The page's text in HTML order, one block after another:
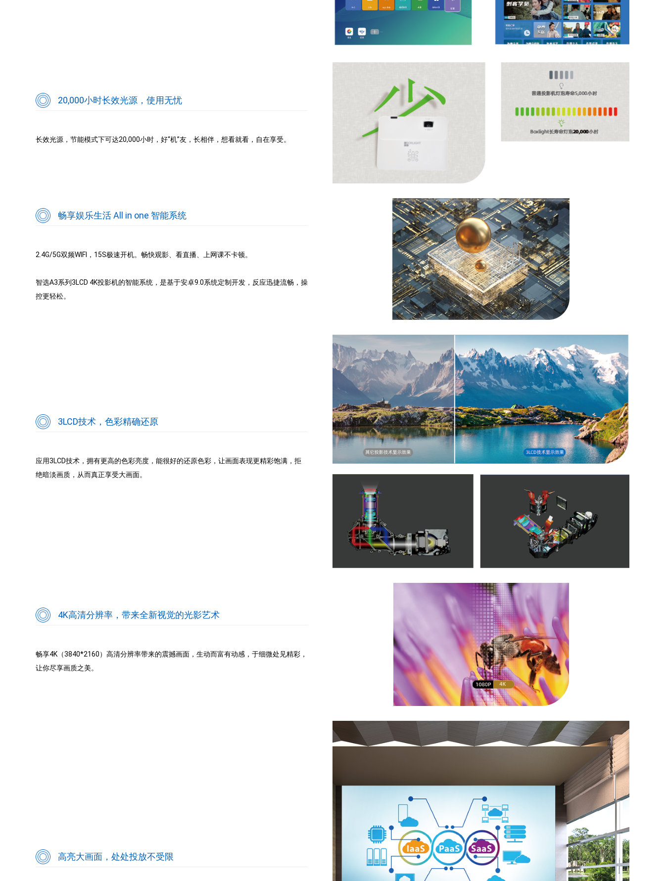
20,000小时长效光源，使用无忧
长效光源，节能模式下可达20,000小时，好“机”友，长相伴，想看就看，自在享受。
畅享娱乐生活 All in one 智能系统
2.4G/5G双频WIFI，15S极速开机。畅快观影、看直播、上网课不卡顿。
智选A3系列3LCD 4K投影机的智能系统，是基于安卓9.0系统定制开发，反应迅捷流畅，操
控更轻松。
3LCD技术，色彩精确还原
应用3LCD技术，拥有更高的色彩亮度，能很好的还原色彩，让画面表现更精彩饱满，拒
绝暗淡画质，从而真正享受大画面。
4K高清分辨率，带来全新视觉的光影艺术
畅享4K（3840*2160）高清分辨率带来的震撼画面，生动而富有动感，于细微处见精彩，
让你尽享画质之美。
高亮大画面，处处投放不受限